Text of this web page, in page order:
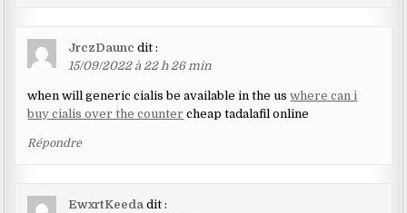
JrczDaunc dit :
15/09/2022 à 22 h 26 min
when will generic cialis be available in the uswhere can i
buy cialis over the counter cheap tadalafil online
Répondre
EwxrtKeeda dit :